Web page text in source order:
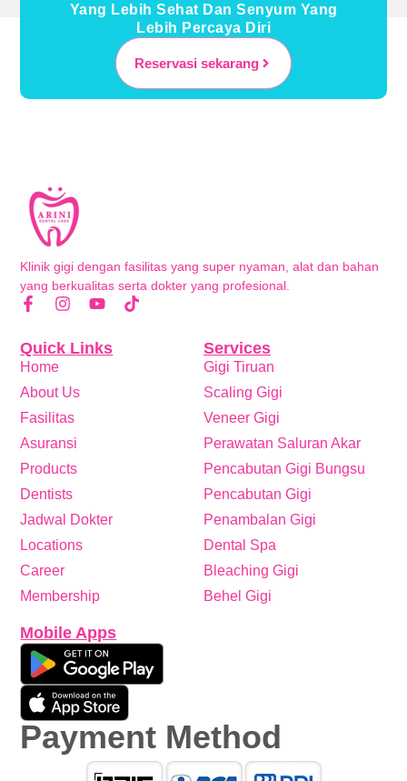
Yang Lebih Sehat Dan Senyum Yang
Lebih Percaya Diri
Reservasi sekarang
Klinik gigi dengan fasilitas yang super nyaman, alat dan bahan
yang berkualitas serta dokter yang profesional.
Services
Gigi Tiruan
Scaling Gigi
Veneer Gigi
Perawatan Saluran Akar
Pencabutan Gigi Bungsu
Pencabutan Gigi
Penambalan Gigi
Dental Spa
Bleaching Gigi
Behel Gigi
Quick Links
Home
About Us
Fasilitas
Asuransi
Products
Dentists
Jadwal Dokter
Locations
Career
Membership
Mobile Apps
Payment Method